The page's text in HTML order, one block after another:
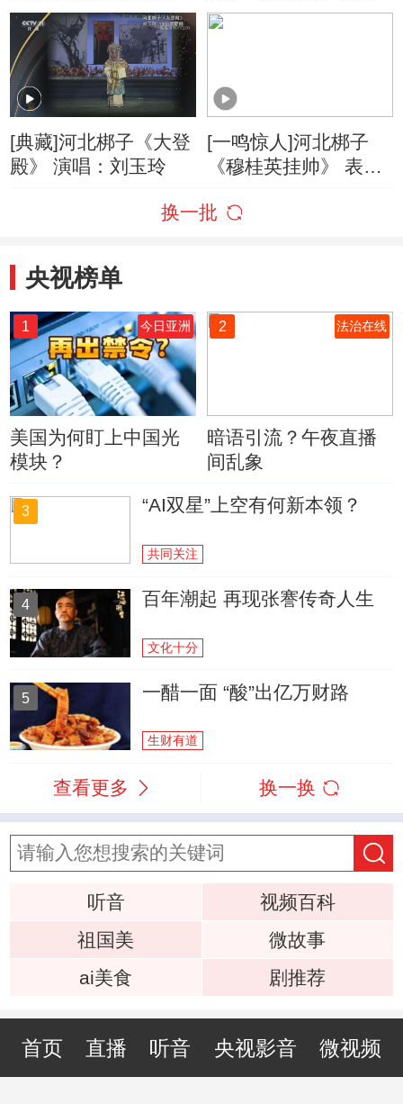
道
演唱：刘玉玲
[典藏]河北梆子《大登
殿》 演唱：刘玉玲
[一鸣惊人]河北梆子
《穆桂英挂帅》 表
换一批
央视榜单
1 今日亚洲
美国为何盯上中国光
模块？
2 法治在线
暗语引流？午夜直播
间乱象
3 “AI双星”上空有何新本领？
共同关注
4 百年潮起 再现张謇传奇人生
文化十分
5 一醋一面 “酸”出亿万财路
生财有道
查看更多 换一换
听音
视频百科
祖国美
微故事
ai美食
剧推荐
首页 直播 听音 央视影音 微视频